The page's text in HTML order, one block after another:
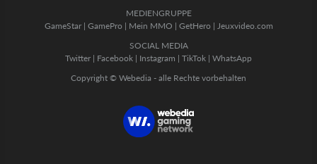
MEDIENGRUPPE
GameStar| GamePro | Mein MMO | GetHero | Jeuxvideo.com
SOCIAL MEDIA
Twitter | Facebook | Instagram | TikTok | WhatsApp
Copyright © Webedia - alle Rechte vorbehalten